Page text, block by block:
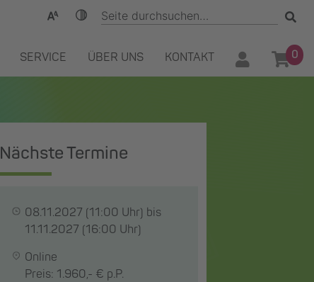
SERVICE ÜBER UNS KONTAKT 0
Nächste Termine
08.11.2027 (11:00 Uhr) bis
11.11.2027 (16:00 Uhr)
Online
Preis: 1.960,- € p.P.